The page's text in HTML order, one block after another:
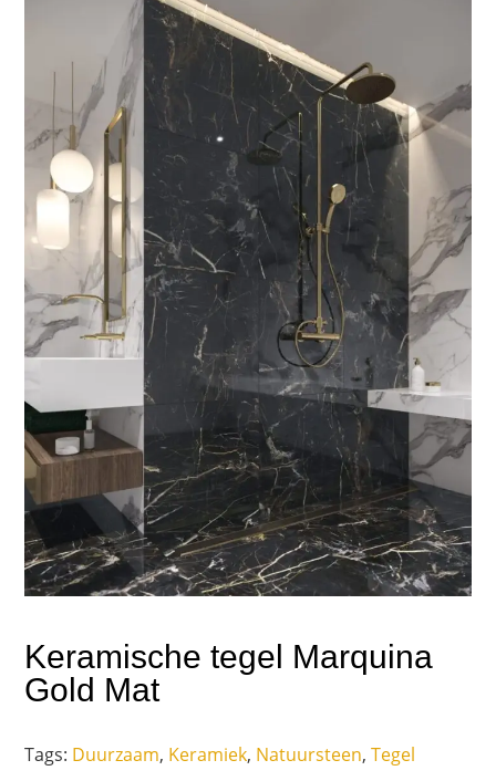
Keramische tegel Marquina
Gold Mat
Tags: Duurzaam, Keramiek, Natuursteen,Tegel